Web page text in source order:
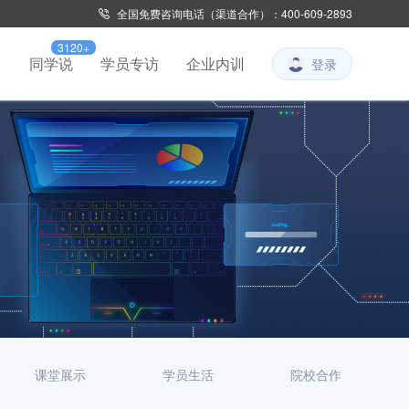
全国免费咨询电话（渠道合作）：400-609-2893
同学说
3120+
学员专访 企业内训 登录
课堂展示 学员生活 院校合作